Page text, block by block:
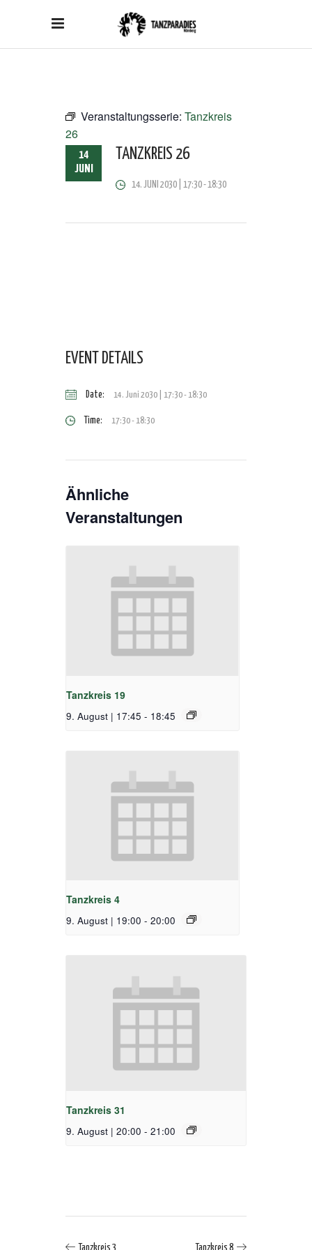
Veranstaltungsserie: Tanzkreis
26
14
JUNI
TANZKREIS 26
14. JUNI 2030 | 17:30-18:30
EVENT DETAILS
Date: 14. Juni 2030 | 17:30-18:30
Time: 17:30 - 18:30
Ähnliche
Veranstaltungen
Tanzkreis 19
9. August | 17:45 - 18:45
Tanzkreis 4
9. August | 19:00 - 20:00
Tanzkreis 31
9. August | 20:00 - 21:00
Tanzkreis 3 Tanzkreis 8